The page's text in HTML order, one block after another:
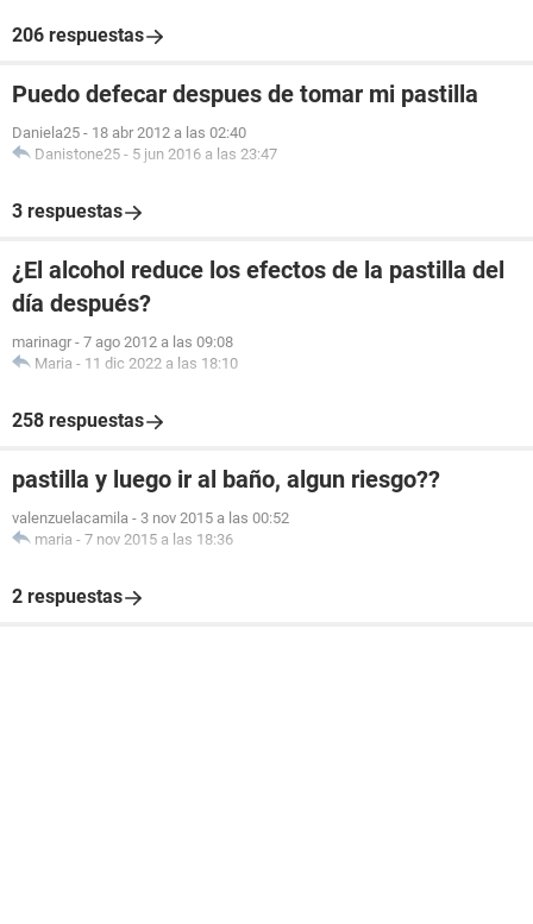
206 respuestas
Puedo defecar despues de tomar mi pastilla
Daniela25 - 18 abr 2012 a las 02:40
Danistone25 - 5 jun 2016 a las 23:47
3 respuestas
¿El alcohol reduce los efectos de la pastilla del
día después?
marinagr - 7 ago 2012 a las 09:08
Maria - 11 dic 2022 a las 18:10
258 respuestas
pastilla y luego ir al baño, algun riesgo??
valenzuelacamila - 3 nov 2015 a las 00:52
maria - 7 nov 2015 a las 18:36
2 respuestas